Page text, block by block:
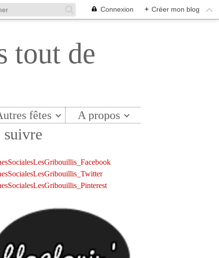
Connexion + Créer mon blog
tout de
fêtes A propos
suivre